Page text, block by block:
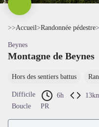
>>Accueil>Randonnée pédestre>
Beynes
Montagne de Beynes
Hors des sentiers battus
Difficile 6h
Boucle
PR